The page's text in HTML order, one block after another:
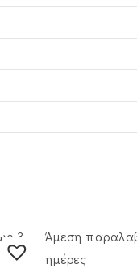
3
Άμεση
ημέρες